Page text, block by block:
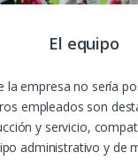
El equipo
la empresa no sería
empleados son
y servicio,
administrativo y de